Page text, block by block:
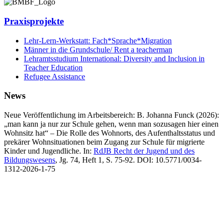
Praxisprojekte
Lehr-Lern-Werkstatt: Fach*Sprache*Migration
Männer in die Grundschule/ Rent a teacherman
Lehramtsstudium International: Diversity and Inclusion in
Teacher Education
Refugee Assistance
News
Neue Veröffentlichung im Arbeitsbereich: B. Johanna Funck (2026):
„man kann ja nur zur Schule gehen, wenn man sozusagen hier einen
Wohnsitz hat“ – Die Rolle des Wohnorts, des Aufenthaltsstatus und
prekärer Wohnsituationen beim Zugang zur Schule für migrierte
Kinder und Jugendliche. In: RdJB Recht der Jugend und des
Bildungswesens, Jg. 74, Heft 1, S. 75-92. DOI: 10.5771/0034-
1312-2026-1-75